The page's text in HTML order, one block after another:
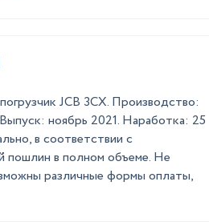
JCB 3CX. Производство:
ноябрь 2021. Наработка: 25
в соответствии с
пошлин в полном объеме. Не
различные формы оплаты,